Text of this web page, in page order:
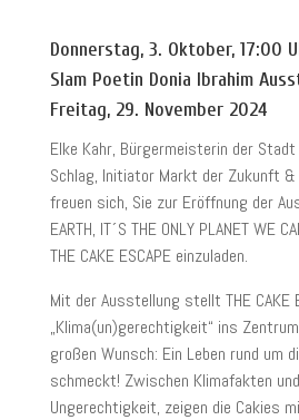
Donnerstag, 3. Oktober, 17:00
Slam Poetin Donia Ibrahim
Freitag, 29. November 2024
Elke Kahr, Bürgermeisterin der
Schlag, Initiator Markt der Zukunft
freuen sich, Sie zur Eröffnung der
EARTH, IT´S THE ONLY PLANET WE
THE CAKE ESCAPE einzuladen.
Mit der Ausstellung stellt THE CAKE
„Klima(un)gerechtigkeit“ ins
großen Wunsch: Ein Leben rund um
schmeckt! Zwischen Klimafakten
Ungerechtigkeit, zeigen die Cakies